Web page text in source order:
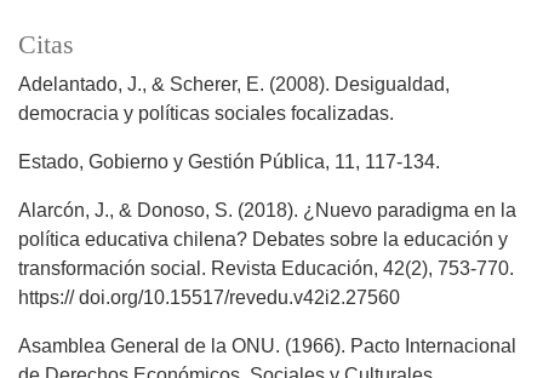
Citas
Adelantado, J., & Scherer, E. (2008). Desigualdad,
democracia y políticas sociales focalizadas.
Estado, Gobierno y Gestión Pública, 11, 117-134.
Alarcón, J., & Donoso, S. (2018). ¿Nuevo paradigma en la
política educativa chilena? Debates sobre la educación y
transformación social. Revista Educación, 42(2), 753-770.
https:// doi.org/10.15517/revedu.v42i2.27560
Asamblea General de la ONU. (1966). Pacto Internacional